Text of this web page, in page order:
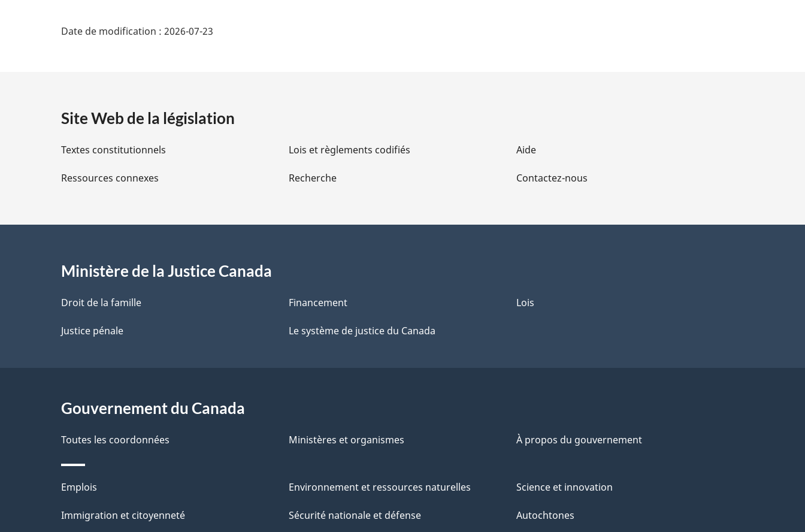
i
l
s
l
a
p
e
Date de modification : 2026-07-23
Site Web de la législation
Textes constitutionnels
Ressources connexes
Lois et règlements codifiés
Recherche
Aide
Contactez-nous
Ministère de la Justice Canada
Droit de la famille
Justice pénale
Financement
Le système de justice du Canada
Lois
Gouvernement du Canada
Toutes les coordonnées Ministères et organismes À propos du gouvernement
Thèmes
et
Emplois
Immigration et citoyenneté
Environnement et ressources naturelles
Sécurité nationale et défense
Science et innovation
Autochtones